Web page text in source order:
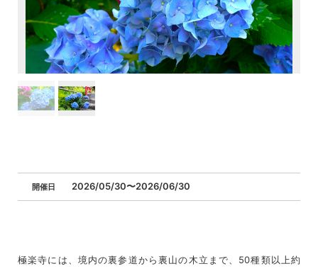
開催日 2026/05/30〜2026/06/30
極楽寺には、境内の裏参道から裏山の木立まで、50種類以上約